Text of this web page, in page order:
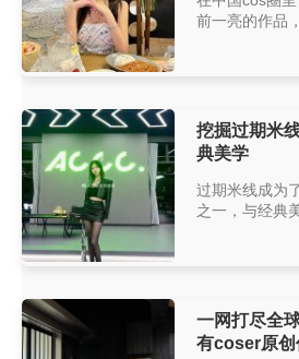
前一亮的作品
挖掘过期米
典美学
过期米线成为
之一，与经典
一网打尽全
有coser原创